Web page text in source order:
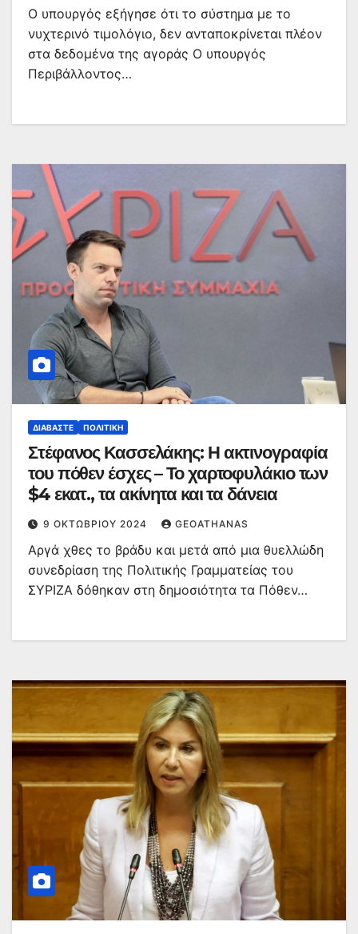
Ο υπουργός εξήγησε ότι το σύστημα με το
νυχτερινό τιμολόγιο, δεν ανταποκρίνεται πλέον
στα δεδομένα της αγοράς Ο υπουργός
Περιβάλλοντος…
ΔΙΑΒΆΣΤΕ ΠΟΛΙΤΙΚΉ
Στέφανος Κασσελάκης: Η ακτινογραφία
του πόθεν έσχες – Το χαρτοφυλάκιο των
$4 εκατ., τα ακίνητα και τα δάνεια
9 ΟΚΤΩΒΡΊΟΥ 2024 GEOATHANAS
Αργά χθες το βράδυ και μετά από μια θυελλώδη
συνεδρίαση της Πολιτικής Γραμματείας του
ΣΥΡΙΖΑ δόθηκαν στη δημοσιότητα τα Πόθεν…